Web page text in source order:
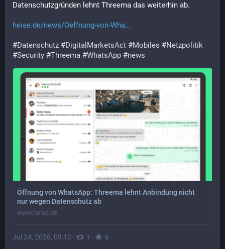
Datenschutzgründen lehnt Threema das weiterhin ab.
heise.de/news/Oeffnung-von-Wha
#Datenschutz #DigitalMarketsAct #Mobiles #Netzpolitik
#Security #Threema #WhatsApp #news
Öffnung von WhatsApp: Threema lehnt Anbindung nicht
nur wegen Datenschutz ab
www.heise.de
Jul 24, 2026, 09:12 · 1 · 0